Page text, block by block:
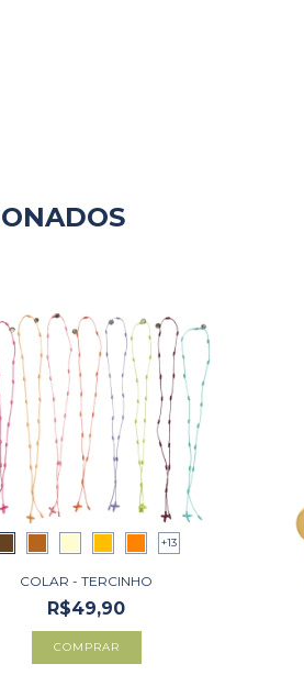
+13
COLAR - TERCINHO
R$49,90
COMPRAR